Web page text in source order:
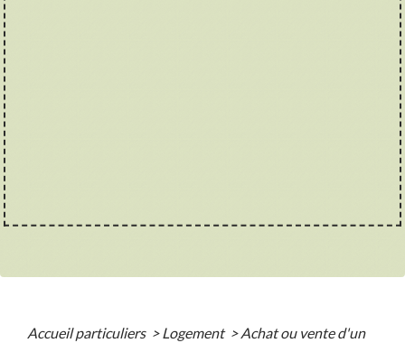
Accueil particuliers > Logement > Achat ou vente d'un